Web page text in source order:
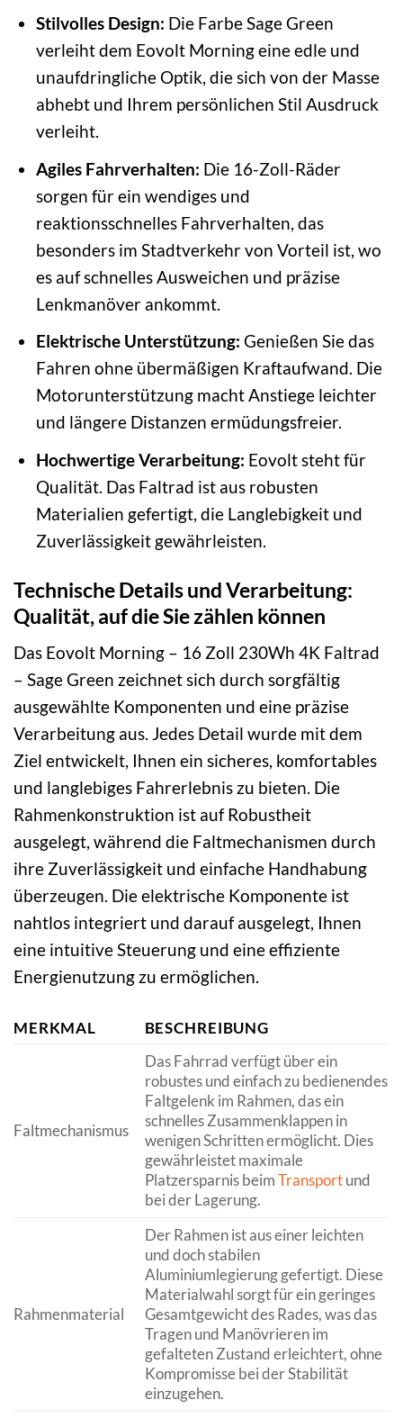
Stilvolles Design: Die Farbe Sage Green
verleiht dem Eovolt Morning eine edle und
unaufdringliche Optik, die sich von der Masse
abhebt und Ihrem persönlichen Stil Ausdruck
verleiht.
Agiles Fahrverhalten: Die 16-Zoll-Räder
sorgen für ein wendiges und
reaktionsschnelles Fahrverhalten, das
besonders im Stadtverkehr von Vorteil ist, wo
es auf schnelles Ausweichen und präzise
Lenkmanöver ankommt.
Elektrische Unterstützung: Genießen Sie das
Fahren ohne übermäßigen Kraftaufwand. Die
Motorunterstützung macht Anstiege leichter
und längere Distanzen ermüdungsfreier.
Hochwertige Verarbeitung: Eovolt steht für
Qualität. Das Faltrad ist aus robusten
Materialien gefertigt, die Langlebigkeit und
Zuverlässigkeit gewährleisten.
Technische Details und Verarbeitung:
Qualität, auf die Sie zählen können
Das Eovolt Morning – 16 Zoll 230Wh 4K Faltrad
– Sage Green zeichnet sich durch sorgfältig
ausgewählte Komponenten und eine präzise
Verarbeitung aus. Jedes Detail wurde mit dem
Ziel entwickelt, Ihnen ein sicheres, komfortables
und langlebiges Fahrerlebnis zu bieten. Die
Rahmenkonstruktion ist auf Robustheit
ausgelegt, während die Faltmechanismen durch
ihre Zuverlässigkeit und einfache Handhabung
überzeugen. Die elektrische Komponente ist
nahtlos integriert und darauf ausgelegt, Ihnen
eine intuitive Steuerung und eine effiziente
Energienutzung zu ermöglichen.
MERKMAL BESCHREIBUNG
Faltmechanismus
Das Fahrrad verfügt über ein
robustes und einfach zu bedienendes
Faltgelenk im Rahmen, das ein
schnelles Zusammenklappen in
wenigen Schritten ermöglicht. Dies
gewährleistet maximale
Platzersparnis beimTransportund
bei der Lagerung.
Rahmenmaterial
Der Rahmen ist aus einer leichten
und doch stabilen
Aluminiumlegierung gefertigt. Diese
Materialwahl sorgt für ein geringes
Gesamtgewicht des Rades, was das
Tragen und Manövrieren im
gefalteten Zustand erleichtert, ohne
Kompromisse bei der Stabilität
einzugehen.